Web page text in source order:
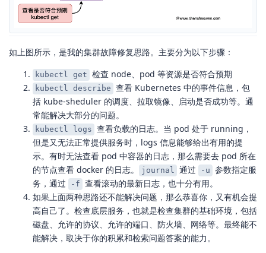
如上图所示，是我的集群故障修复思路。主要分为以下步骤：
kubectl get 检查 node、pod 等资源是否符合预期
kubectl describe 查看 Kubernetes 中的事件信息，包
括 kube-sheduler 的调度、拉取镜像、启动是否成功等。通
常能解决大部分的问题。
kubectl logs 查看负载的日志。当 pod 处于 running，
但是又无法正常提供服务时，logs 信息能够给出有用的提
示。有时无法查看 pod 中容器的日志，那么需要去 pod 所在
的节点查看 docker 的日志。
journal 通过 -u 参数指定服
务，通过
-f 查看滚动的最新日志，也十分有用。
如果上面两种思路还不能解决问题，那么恭喜你，又有机会提
高自己了。检查底层服务，也就是检查集群的基础环境，包括
磁盘、允许的协议、允许的端口、防火墙、网络等。最终能不
能解决，取决于你的积累和检索问题答案的能力。